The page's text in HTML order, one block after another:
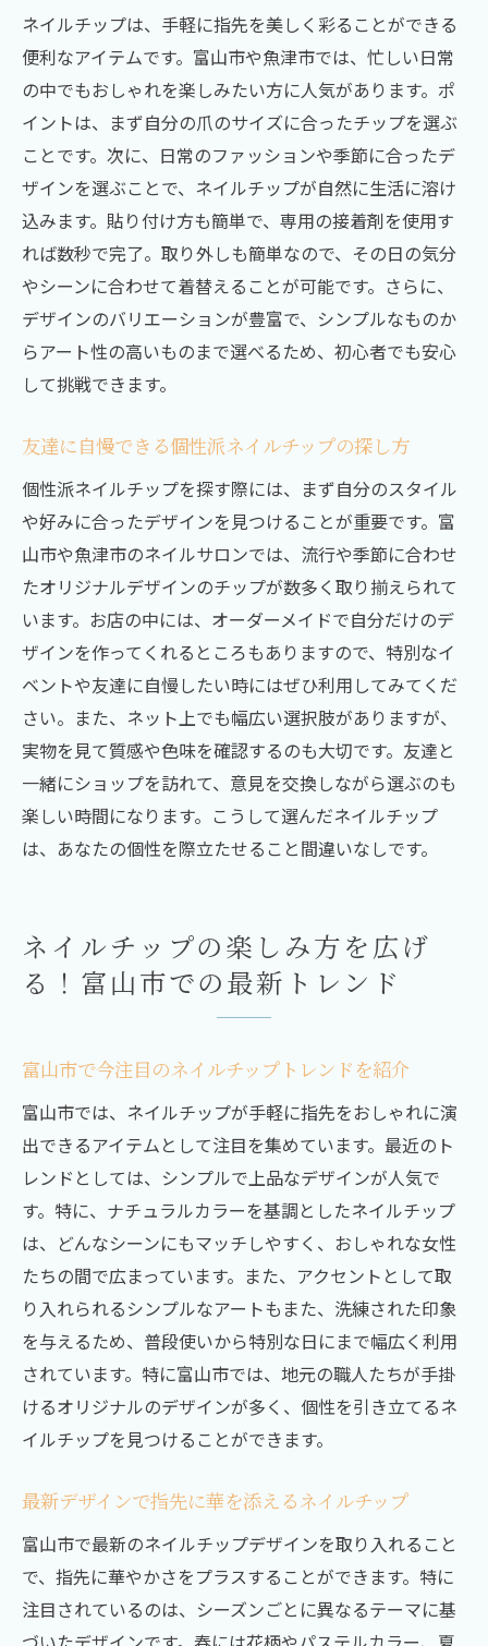
ネイルチップは、手軽に指先を美しく彩ることができる
便利なアイテムです。富山市や魚津市では、忙しい日常
の中でもおしゃれを楽しみたい方に人気があります。ポ
イントは、まず自分の爪のサイズに合ったチップを選ぶ
ことです。次に、日常のファッションや季節に合ったデ
ザインを選ぶことで、ネイルチップが自然に生活に溶け
込みます。貼り付け方も簡単で、専用の接着剤を使用す
れば数秒で完了。取り外しも簡単なので、その日の気分
やシーンに合わせて着替えることが可能です。さらに、
デザインのバリエーションが豊富で、シンプルなものか
らアート性の高いものまで選べるため、初心者でも安心
して挑戦できます。
友達に自慢できる個性派ネイルチップの探し方
個性派ネイルチップを探す際には、まず自分のスタイル
や好みに合ったデザインを見つけることが重要です。富
山市や魚津市のネイルサロンでは、流行や季節に合わせ
たオリジナルデザインのチップが数多く取り揃えられて
います。お店の中には、オーダーメイドで自分だけのデ
ザインを作ってくれるところもありますので、特別なイ
ベントや友達に自慢したい時にはぜひ利用してみてくだ
さい。また、ネット上でも幅広い選択肢がありますが、
実物を見て質感や色味を確認するのも大切です。友達と
一緒にショップを訪れて、意見を交換しながら選ぶのも
楽しい時間になります。こうして選んだネイルチップ
は、あなたの個性を際立たせること間違いなしです。
ネイルチップの楽しみ方を広げ
る！富山市での最新トレンド
富山市で今注目のネイルチップトレンドを紹介
富山市では、ネイルチップが手軽に指先をおしゃれに演
出できるアイテムとして注目を集めています。最近のト
レンドとしては、シンプルで上品なデザインが人気で
す。特に、ナチュラルカラーを基調としたネイルチップ
は、どんなシーンにもマッチしやすく、おしゃれな女性
たちの間で広まっています。また、アクセントとして取
り入れられるシンプルなアートもまた、洗練された印象
を与えるため、普段使いから特別な日にまで幅広く利用
されています。特に富山市では、地元の職人たちが手掛
けるオリジナルのデザインが多く、個性を引き立てるネ
イルチップを見つけることができます。
最新デザインで指先に華を添えるネイルチップ
富山市で最新のネイルチップデザインを取り入れること
で、指先に華やかさをプラスすることができます。特に
注目されているのは、シーズンごとに異なるテーマに基